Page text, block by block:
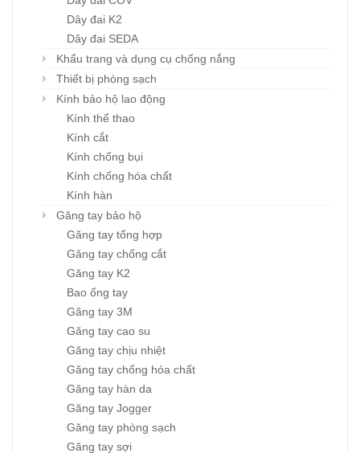
Dây đai K2
Dây đai SEDA
Khẩu trang và dụng cụ chống nắng
Thiết bị phòng sạch
Kính bảo hộ lao động
Kính thể thao
Kính cắt
Kính chống bụi
Kính chống hóa chất
Kính hàn
Găng tay bảo hộ
Găng tay tổng hợp
Găng tay chống cắt
Găng tay K2
Bao ống tay
Găng tay 3M
Găng tay cao su
Găng tay chịu nhiệt
Găng tay chống hóa chất
Găng tay hàn da
Găng tay Jogger
Găng tay phòng sạch
Găng tay sợi